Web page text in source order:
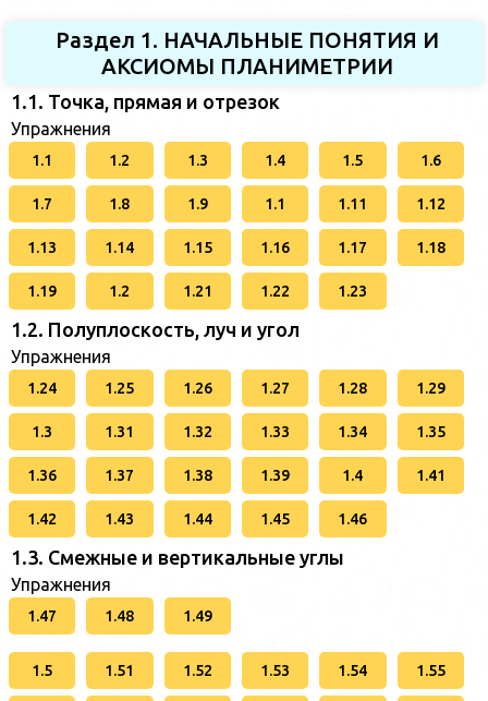
Раздел 1. НАЧАЛЬНЫЕ ПОНЯТИЯ И
АКСИОМЫ ПЛАНИМЕТРИИ
1.1. Точка, прямая и отрезок
Упражнения
1.1 1.2 1.3 1.4 1.5 1.6
1.7 1.8 1.9 1.1 1.11 1.12
1.13 1.14 1.15 1.16 1.17 1.18
1.19 1.2 1.21 1.22 1.23
1.2. Полуплоскость, луч и угол
Упражнения
1.24 1.25 1.26 1.27 1.28 1.29
1.3 1.31 1.32 1.33 1.34 1.35
1.36 1.37 1.38 1.39 1.4 1.41
1.42 1.43 1.44 1.45 1.46
1.3. Смежные и вертикальные углы
Упражнения
1.47 1.48 1.49
1.5 1.51 1.52 1.53 1.54 1.55